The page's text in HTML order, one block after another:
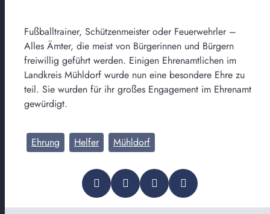
Fußballtrainer, Schützenmeister oder Feuerwehrler –
Alles Ämter, die meist von Bürgerinnen und Bürgern
freiwillig geführt werden. Einigen Ehrenamtlichen im
Landkreis Mühldorf wurde nun eine besondere Ehre zu
teil. Sie wurden für ihr großes Engagement im Ehrenamt
gewürdigt.
Ehrung Helfer Mühldorf